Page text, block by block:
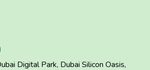
Digital Park, Dubai Silicon Oasis,